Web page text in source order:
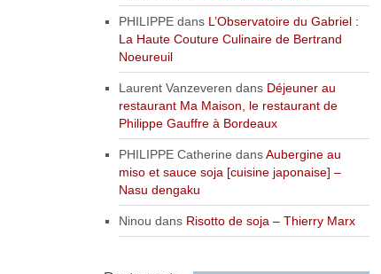
PHILIPPEdans L’Observatoire du Gabriel :
La Haute Couture Culinaire de Bertrand
Noeureuil
Laurent Vanzeveren dans Déjeuner au
restaurant Ma Maison, le restaurant de
Philippe Gauffre à Bordeaux
PHILIPPE Catherine dansAubergine au
miso et sauce soja [cuisine japonaise] –
Nasu dengaku
Ninou dans Risotto de soja – Thierry Marx